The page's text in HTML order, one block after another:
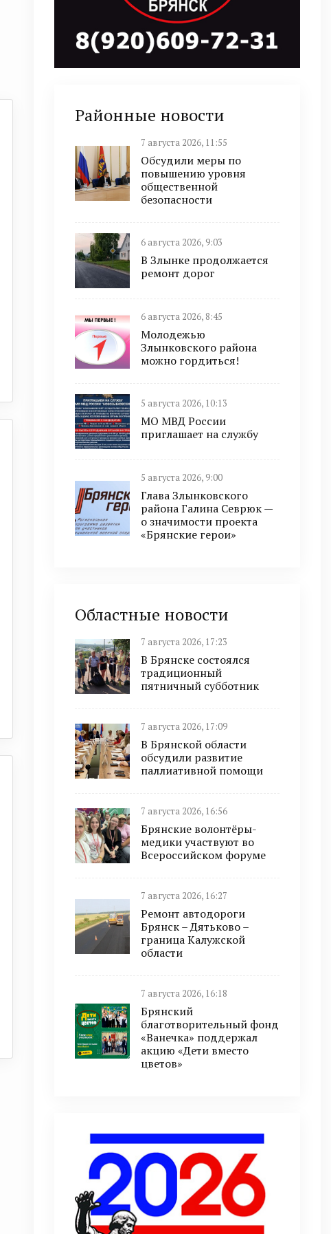
Районные новости
7 августа 2026, 11:55
Обсудили меры по
повышению уровня
общественной
безопасности
6 августа 2026, 9:03
В Злынке продолжается
ремонт дорог
6 августа 2026, 8:45
Молодежью
Злынковского района
можно гордиться!
5 августа 2026, 10:13
МО МВД России
приглашает на службу
5 августа 2026, 9:00
Глава Злынковского
района Галина Севрюк —
о значимости проекта
«Брянские герои»
Областные новости
7 августа 2026, 17:23
В Брянске состоялся
традиционный
пятничный субботник
7 августа 2026, 17:09
В Брянской области
обсудили развитие
паллиативной помощи
7 августа 2026, 16:56
Брянские волонтёры-
медики участвуют во
Всероссийском форуме
7 августа 2026, 16:27
Ремонт автодороги
Брянск – Дятьково –
граница Калужской
области
7 августа 2026, 16:18
Брянский
благотворительный фонд
«Ванечка» поддержал
акцию «Дети вместо
цветов»